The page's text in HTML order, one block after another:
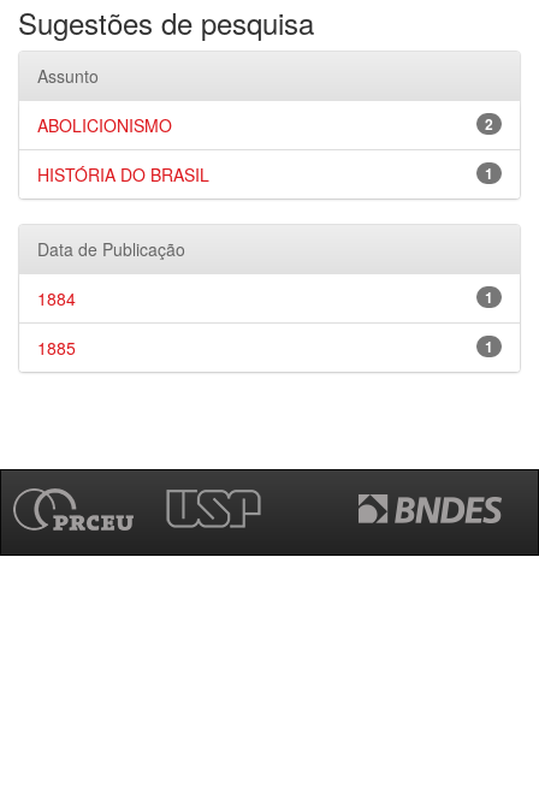
Sugestões de pesquisa
Assunto
2
ABOLICIONISMO
1
HISTÓRIA DO BRASIL
Data de Publicação
1
1884
1
1885